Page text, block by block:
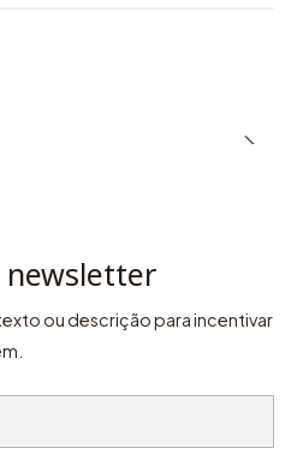
newsletter
ou descrição para incentivar